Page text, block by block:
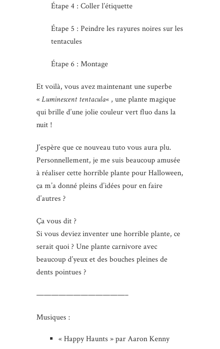
Étape 4 : Coller l’étiquette
Étape 5 : Peindre les rayures noires sur les
tentacules
Étape 6 : Montage
Et voilà, vous avez maintenant une superbe
«Luminescent tentacula« , une plante magique
qui brille d’une jolie couleur vert fluo dans la
nuit !
J’espère que ce nouveau tuto vous aura plu.
Personnellement, je me suis beaucoup amusée
à réaliser cette horrible plante pour Halloween,
ça m’a donné pleins d’idées pour en faire
d’autres ?
Ça vous dit ?
Si vous deviez inventer une horrible plante, ce
serait quoi ? Une plante carnivore avec
beaucoup d’yeux et des bouches pleines de
dents pointues ?
————————————–
Musiques :
« Happy Haunts » par Aaron Kenny